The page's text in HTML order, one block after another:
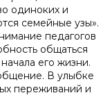
одиноких и
семейные узы».
педагогов
общаться
его жизни.
В улыбке
переживаний и